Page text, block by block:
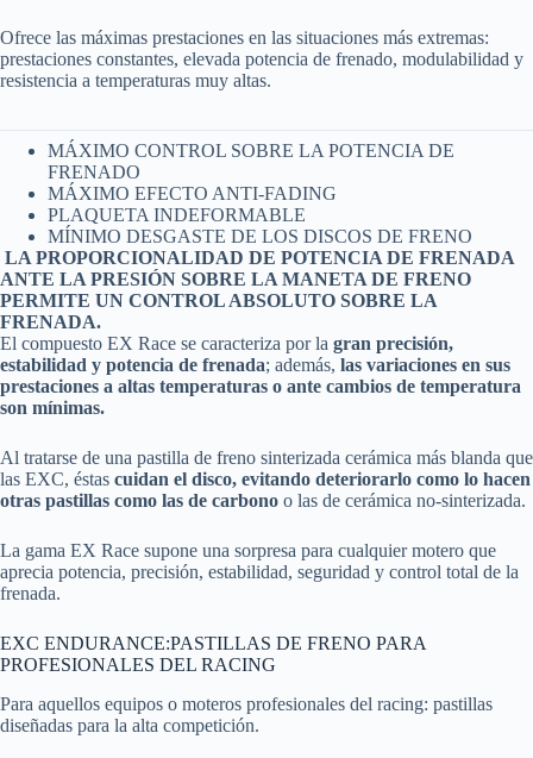
Ofrece las máximas prestaciones en las situaciones más extremas:
prestaciones constantes, elevada potencia de frenado, modulabilidad y
resistencia a temperaturas muy altas.
MÁXIMO CONTROL SOBRE LA POTENCIA DE
FRENADO
MÁXIMO EFECTO ANTI-FADING
PLAQUETA INDEFORMABLE
MÍNIMO DESGASTE DE LOS DISCOS DE FRENO
LA PROPORCIONALIDAD DE POTENCIA DE FRENADA
ANTE LA PRESIÓN SOBRE LA MANETA DE FRENO
PERMITE UN CONTROL ABSOLUTO SOBRE LA
FRENADA.
El compuesto EX Race se caracteriza por la gran precisión,
estabilidad y potencia de frenada; además, las variaciones en sus
prestaciones a altas temperaturas o ante cambios de temperatura
son mínimas.
Al tratarse de una pastilla de freno sinterizada cerámica más blanda que
las EXC, éstas cuidan el disco, evitando deteriorarlo como lo hacen
otras pastillas como las de carbono o las de cerámica no-sinterizada.
La gama EX Race supone una sorpresa para cualquier motero que
aprecia potencia, precisión, estabilidad, seguridad y control total de la
frenada.
EXC ENDURANCE:PASTILLAS DE FRENO PARA
PROFESIONALES DEL RACING
Para aquellos equipos o moteros profesionales del racing: pastillas
diseñadas para la alta competición.